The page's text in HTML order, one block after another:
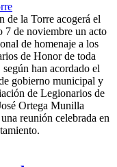
de la Torre acogerá el
7 de noviembre un acto
de homenaje a los
de Honor de toda
según han acordado el
gobierno municipal y
de Legionarios de
Ortega Munilla
reunión celebrada en